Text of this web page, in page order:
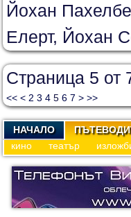
Йохан
Елерт, Йохан
Страница 5 от
<< < 2 3 4 5 6 7 > >>
НАЧАЛО
кино
театър